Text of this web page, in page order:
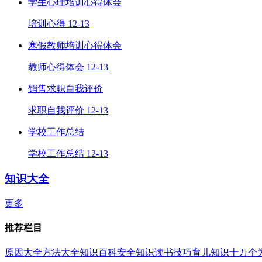
学生心理培训心得体会
培训心得 12-13
寒假教师培训心得体会
教师心得体会 12-13
销售求职自我评价
求职自我评价 12-13
学校工作总结
学校工作总结 12-13
知识大全
更多
推荐栏目
原因大全方法大全知识百科安全知识读书技巧育儿知识十万个